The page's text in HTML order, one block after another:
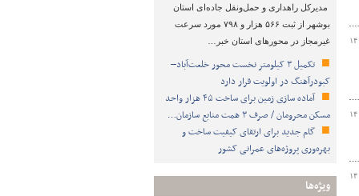
مدیرکل راهداری و حمل‌ونقل جاده‌ای استان
بوشهر از ثبت ۵۶۶ هزار و ۷۹۸ مورد سرعت
غیرمجاز در محورهای استان خبر…
تکمیل ۳ کیلومتر نخست محور خلعت‌آباد–
کبودرآهنگ در اولویت قرار دارد
آماده سازی زمین برای ساخت ۴۵ هزار واحد
مسکن محرومان / صرف ۳ همت منابع سازمان…
گام جدید برای ارتقای کیفیت ساخت و
بهره‌وری پروژه‌های عمرانی کشور
ویژه‌ها